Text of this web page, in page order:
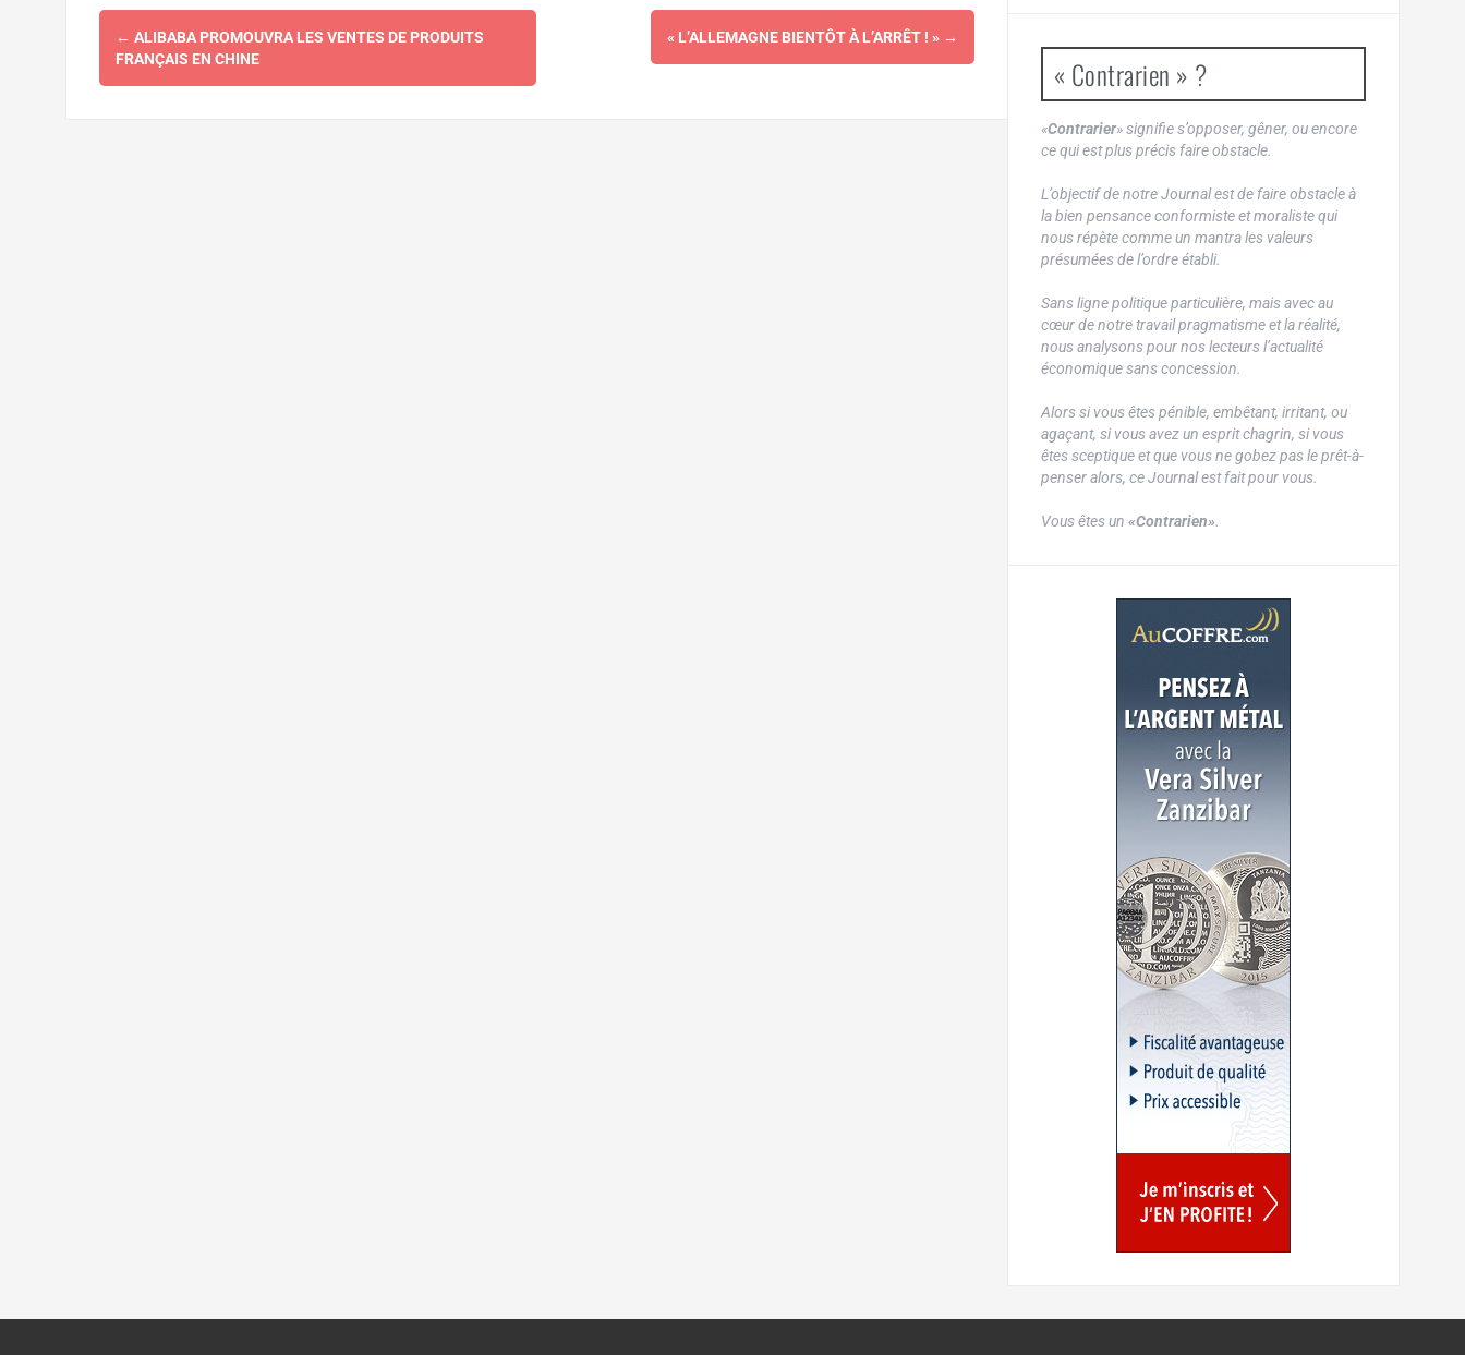
Navigation
d'article
← ALIBABA PROMOUVRA LES VENTES DE PRODUITS
FRANÇAIS EN CHINE
« L’ALLEMAGNE BIENTÔT À L’ARRÊT ! » →
« Contrarien » ?
«Contrarier» signifie s’opposer, gêner, ou encore
ce qui est plus précis faire obstacle.
L’objectif de notre Journal est de faire obstacle à
la bien pensance conformiste et moraliste qui
nous répète comme un mantra les valeurs
présumées de l’ordre établi.
Sans ligne politique particulière, mais avec au
cœur de notre travail pragmatisme et la réalité,
nous analysons pour nos lecteurs l’actualité
économique sans concession.
Alors si vous êtes pénible, embêtant, irritant, ou
agaçant, si vous avez un esprit chagrin, si vous
êtes sceptique et que vous ne gobez pas le prêt-à-
penser alors, ce Journal est fait pour vous.
Vous êtes un «Contrarien».